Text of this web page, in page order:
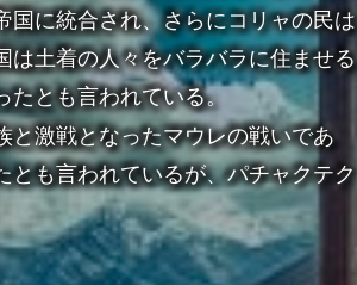
国に統合され、さらにコリャの民は
は土着の人々をバラバラに住ませる
とも言われている。
と激戦となったマウレの戦いであ
も言われているが、パチャクテク